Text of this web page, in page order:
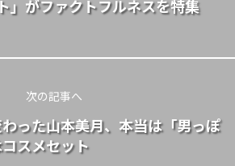
」がファクトフルネスを特集
次の記事へ
った山本美月、本当は「男っぽ
スメセット